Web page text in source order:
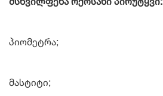
პიომეტრა;
მასტიტი;